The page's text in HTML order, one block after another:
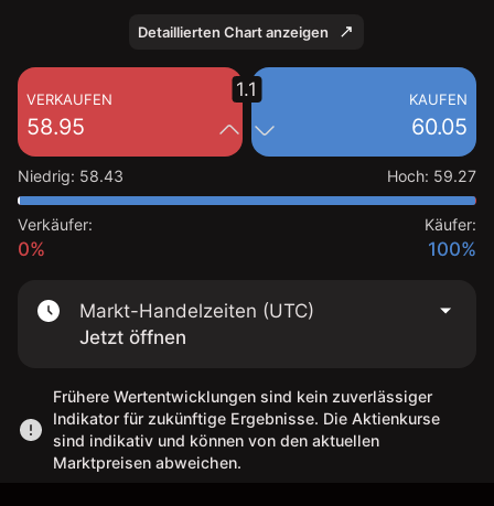
Detaillierten Chart anzeigen
VERKAUFEN
58.95
KAUFEN
60.05
1.1
Niedrig: 58.43 Hoch: 59.27
Verkäufer:
0%
Käufer:
100%
Markt-Handelzeiten (UTC)
Jetzt öffnen
Frühere Wertentwicklungen sind kein zuverlässiger
Indikator für zukünftige Ergebnisse. Die Aktienkurse
sind indikativ und können von den aktuellen
Marktpreisen abweichen.